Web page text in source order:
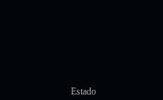
Estado